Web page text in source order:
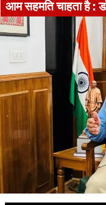
आम सहमति चाहता है :